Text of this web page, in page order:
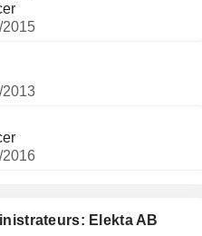
Elekta AB
2015
2013
2016